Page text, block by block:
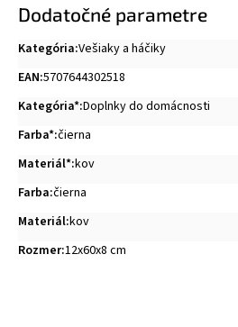
Dodatočné parametre
Kategória:Vešiaky a háčiky
EAN:5707644302518
Kategória*:Doplnky do domácnosti
Farba*:čierna
Materiál*:kov
Farba:čierna
Materiál:kov
Rozmer:12x60x8 cm